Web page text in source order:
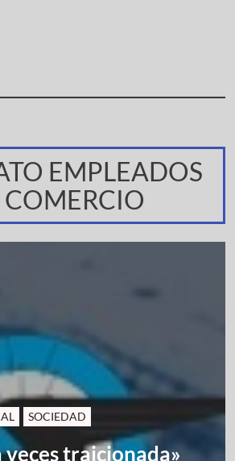
EMPLEADOS
COMERCIO
SOCIEDAD
veces traicionada»